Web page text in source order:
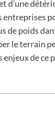
d’une
poids
le terrain
de ce